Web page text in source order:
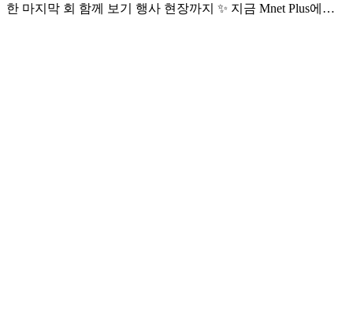
한 마지막 회 함께 보기 행사 현장까지 ✨ 지금 Mnet Plus에서